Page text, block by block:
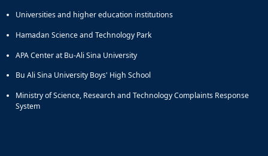
Universities and higher education institutions
Hamadan Science and Technology Park
APA Center at Bu-Ali Sina University
Bu Ali Sina University Boys' High School
Ministry of Science, Research and Technology Complaints Response
System